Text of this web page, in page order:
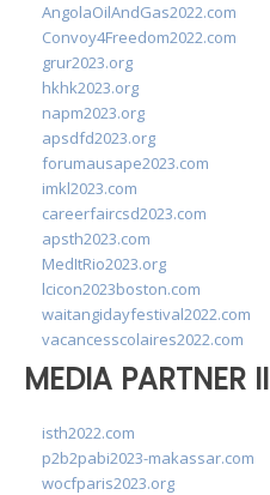
AngolaOilAndGas2022.com
Convoy4Freedom2022.com
grur2023.org
hkhk2023.org
napm2023.org
apsdfd2023.org
forumausape2023.com
imkl2023.com
careerfaircsd2023.com
apsth2023.com
MedItRio2023.org
lcicon2023boston.com
waitangidayfestival2022.com
vacancesscolaires2022.com
MEDIA PARTNER II
isth2022.com
p2b2pabi2023-makassar.com
wocfparis2023.org